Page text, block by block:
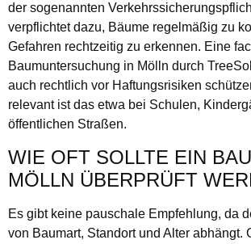
der sogenannten
verpflichtet dazu, Bäume regelmäßig zu
Gefahren rechtzeitig zu erkennen. Eine
Baumuntersuchung in Mölln durch
auch rechtlich vor Haftungsrisiken
relevant ist das etwa bei Schulen,
öffentlichen Straßen.
WIE OFT SOLLTE EIN
MÖLLN ÜBERPRÜFT
Es gibt keine pauschale Empfehlung, da
von Baumart, Standort und Alter abhängt.